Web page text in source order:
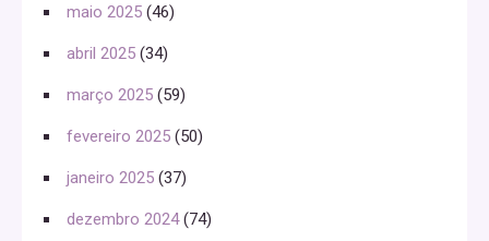
maio 2025 (46)
abril 2025 (34)
março 2025 (59)
fevereiro 2025 (50)
janeiro 2025 (37)
dezembro 2024(74)